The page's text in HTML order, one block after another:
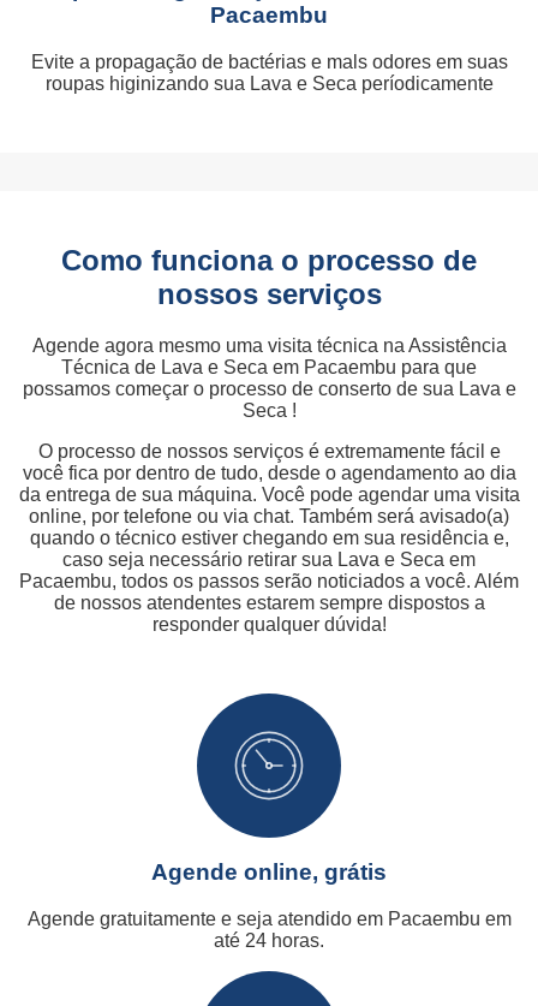
Pacaembu
Evite a propagação de bactérias e mals odores em suas
roupas higinizando sua Lava e Seca períodicamente
Como funciona o processo de
nossos serviços
Agende agora mesmo uma visita técnica na Assistência
Técnica de Lava e Seca em Pacaembu para que
possamos começar o processo de conserto de sua Lava e
Seca !
O processo de nossos serviços é extremamente fácil e
você fica por dentro de tudo, desde o agendamento ao dia
da entrega de sua máquina. Você pode agendar uma visita
online, por telefone ou via chat. Também será avisado(a)
quando o técnico estiver chegando em sua residência e,
caso seja necessário retirar sua Lava e Seca em
Pacaembu, todos os passos serão noticiados a você. Além
de nossos atendentes estarem sempre dispostos a
responder qualquer dúvida!
Agende online, grátis
Agende gratuitamente e seja atendido em Pacaembu em
até 24 horas.